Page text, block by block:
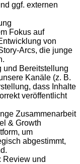
ggf. externen
Fokus auf
von
Arcs, die junge
und Bereitstellung
Kanäle (z. B.
dass Inhalte
veröffentlicht
Zusammenarbeit
& Growth
um
abgestimmt,
Review und